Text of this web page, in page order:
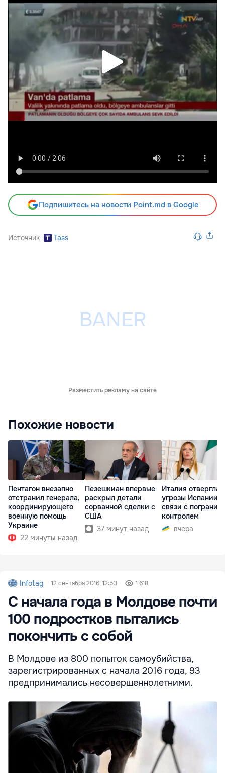
Подпишитесь на новости Point.md в Google
Источник Tass
Разместить рекламу на сайте
Похожие новости
Пентагон внезапно
отстранил генерала,
координирующего
военную помощь
Украине
22 минуты назад
Пезешкиан впервые
раскрыл детали
сорванной сделки с
США
37 минут назад
Италия отвергла
угрозы Испании в
связи с
контролем
вчера
Infotag 12 сентября 2016, 12:50 1 618
С начала года в Молдове почти
100 подростков пытались
покончить с собой
В Молдове из 800 попыток самоубийства,
зарегистрированных с начала 2016 года, 93
предпринимались несовершеннолетними.